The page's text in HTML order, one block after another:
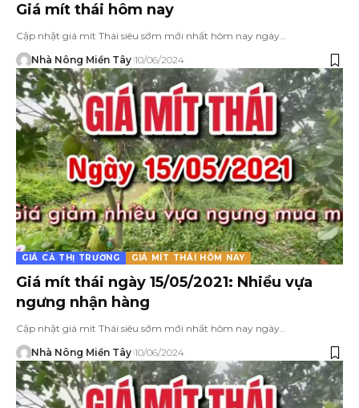
Giá mít thái hôm nay
Cập nhật giá mít Thái siêu sớm mới nhất hôm nay ngày…
Nhà Nông Miền Tây 10/06/2024
GIÁ CẢ THỊ TRƯỜNG GIÁ MÍT THÁI HÔM NAY
Giá mít thái ngày 15/05/2021: Nhiều vựa
ngưng nhận hàng
Cập nhật giá mít Thái siêu sớm mới nhất hôm nay ngày…
Nhà Nông Miền Tây 10/06/2024